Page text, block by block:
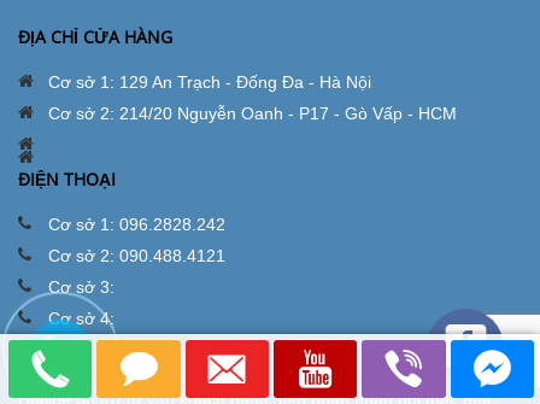
ĐỊA CHỈ CỬA HÀNG
Cơ sở 1: 129 An Trạch - Đống Đa - Hà Nội
Cơ sở 2: 214/20 Nguyễn Oanh - P17 - Gò Vấp - HCM
ĐIỆN THOẠI
Cơ sở 1: 096.2828.242
Cơ sở 2: 090.488.4121
Cơ sở 3:
Cơ sở 4:
LIÊN HỆ
Hotline hỗ trợ tư vấn khách hàng, tiếp nhận phản hồi thắc mắc